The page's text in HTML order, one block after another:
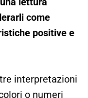
come
positive e
interpretazioni
o numeri